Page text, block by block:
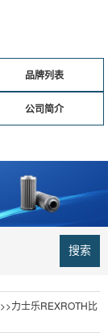
品牌列表
公司简介
搜索
>>力士乐REXROTH比